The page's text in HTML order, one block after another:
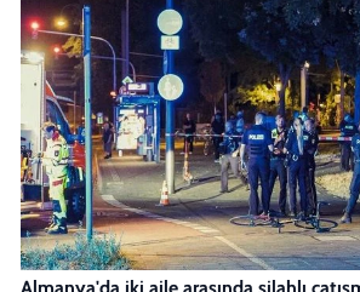
Almanya'da iki aile arasında silahlı